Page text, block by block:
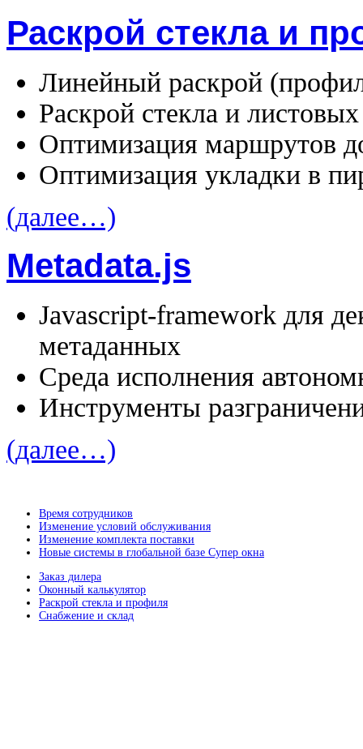
Раскрой стекла и
Линейный раскрой
Раскрой стекла и
Оптимизация маршрутов
Оптимизация укладки в
(далее…)
Metadata.js
Javascript-framework для
метаданных
Среда исполнения
Инструменты
(далее…)
Время сотрудников
Изменение условий обслуживания
Изменение комплекта поставки
Новые системы в глобальной базе Супер окна
Заказ дилера
Оконный калькулятор
Раскрой стекла и профиля
Снабжение и склад